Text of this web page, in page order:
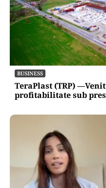
BUSINESS
TeraPlast (TRP)
profitabilitate sub